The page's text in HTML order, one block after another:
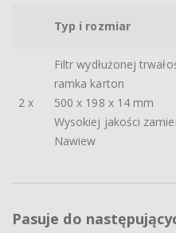
Typ i rozmiar
2 x
Filtr wydłużonej
ramka karton
500 x 198 x 14 mm
Wysokiej jakości
Nawiew
Pasuje do